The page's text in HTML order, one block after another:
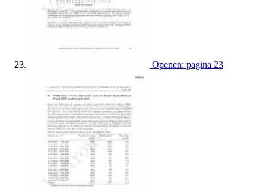
Openen: pagina 23